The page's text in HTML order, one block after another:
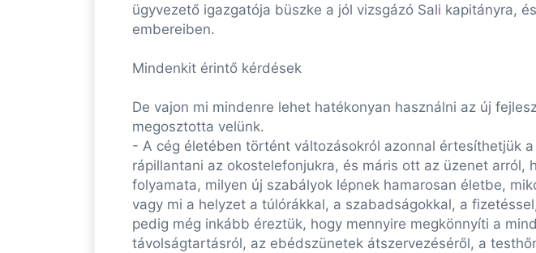
ügyvezető igazgatója büszke a jól vizsgázó Sali kapitányra,
embereiben.
Mindenkit érintő kérdések
De vajon mi mindenre lehet hatékonyan használni az új
megosztotta velünk.
- A cég életében történt változásokról azonnal értesíthetjük
rápillantani az okostelefonjukra, és máris ott az üzenet
folyamata, milyen új szabályok lépnek hamarosan életbe,
vagy mi a helyzet a túlórákkal, a szabadságokkal, a
pedig még inkább éreztük, hogy mennyire megkönnyíti a
távolságtartásról, az ebédszünetek átszervezéséről, a